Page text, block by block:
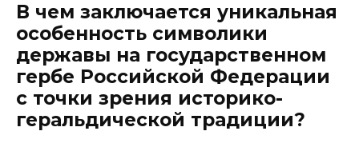
В чем заключается уникальная
особенность символики
державы на государственном
гербе Российской Федерации
с точки зрения историко-
геральдической традиции?